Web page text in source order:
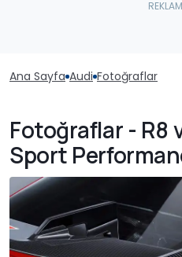
Ana Sayfa Audi Fotoğraflar
Fotoğraflar - R8
Sport